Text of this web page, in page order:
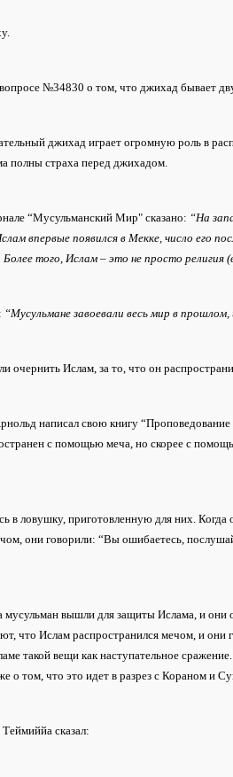
№34830 о том, что джихад бывает
джихад играет огромную роль в
полны страха перед джихадом.
“Мусульманский Мир" сказано: “На
впервые появился в Мекке, число его
того, Ислам – это не просто религия
“Мусульмане завоевали весь мир в
очернить Ислам, за то, что он
написал свою книгу
с помощью меча, но скорее с
в ловушку, приготовленную для них.
они говорили: “Вы ошибаетесь,
вышли для защиты Ислама, и
что Ислам распространился мечом, и
такой вещи как наступательное
о том, что это идет в разрез с Кораном и
сказал: